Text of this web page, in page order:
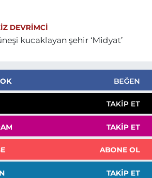
DEVRIMCI
kucaklayan şehir ‘Midyat’
BEĞEN
TAKIP ET
TAKIP ET
ABONE OL
TAKIP ET